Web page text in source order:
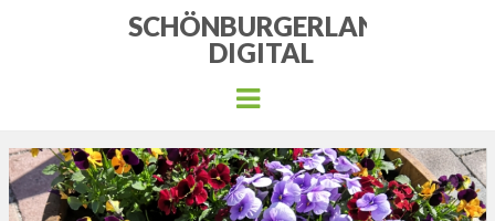
SCHÖNBURGERLAND
DIGITAL
Menu